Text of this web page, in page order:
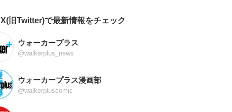
X(旧Twitter)で最新情報をチェック
ウォーカープラス
@walkerplus_news
ウォーカープラス漫画部
@walkerpluscomic